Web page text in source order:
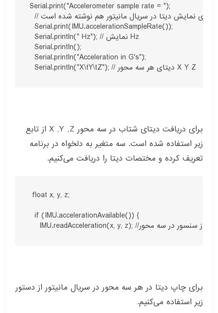
Serial.print("Accelerometer sample rate = ");
  // برای خواندن دیتای شتاب از تابع زیر استفاده می‌کنیم که همزمان برای نمایش دیتا در سریال مانیتور هم نوشته شده است.
  Serial.print(IMU.accelerationSampleRate());
  Serial.println(" Hz"); // نمایش Hz
  Serial.println();
  Serial.println("Acceleration in G's");
  Serial.println("X\tY\tZ"); // دیتای هر سه محور X Y Z
برای دریافت دیتای شتاب در سه محور X ,Y ,Z از تابع
زیر استفاده شده است. سه متغیر به دلخواه در برنامه
تعریف کرده و مختصات دیتا را دریافت می‌کنیم.
float x, y, z;
  if (IMU.accelerationAvailable()) {
برای چاپ دیتا در هر سه محور در سریال مانیتور از دستور
زیر استفاده می‌کنیم.